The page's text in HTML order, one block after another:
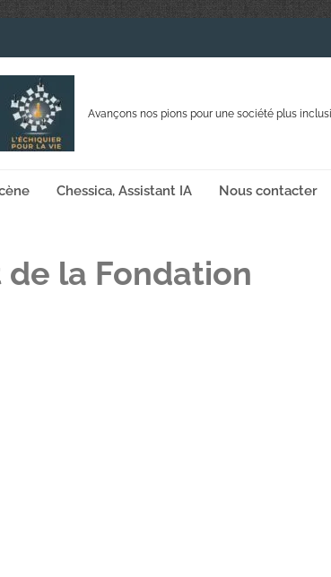
Avançons nos pions pour une société plus
Chessica, Assistant IA Nous contacter
de la Fondation